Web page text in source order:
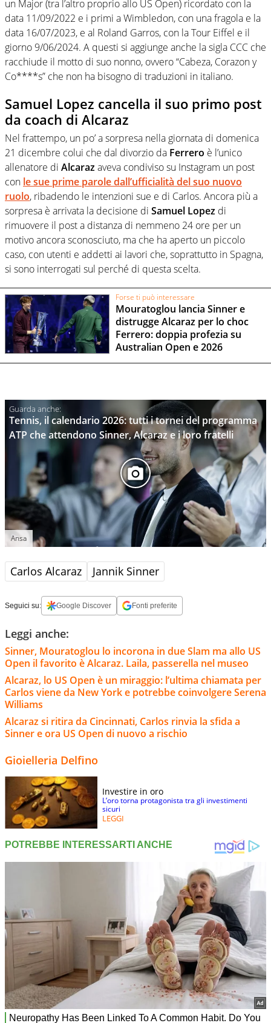
un Major (tra l’altro proprio allo US Open) ricordato con la
data 11/09/2022 e i primi a Wimbledon, con una fragola e la
data 16/07/2023, e al Roland Garros, con la Tour Eiffel e il
giorno 9/06/2024. A questi si aggiunge anche la sigla CCC che
racchiude il motto di suo nonno, ovvero “Cabeza, Corazon y
Co****s” che non ha bisogno di traduzioni in italiano.
Samuel Lopez cancella il suo primo post
da coach di Alcaraz
Nel frattempo, un po’ a sorpresa nella giornata di domenica
21 dicembre colui che dal divorzio da Ferrero è l’unico
allenatore di Alcarazaveva condiviso su Instagram un post
con le sue prime parole dall’ufficialità del suo nuovo
ruolo, ribadendo le intenzioni sue e di Carlos. Ancora più a
sorpresa è arrivata la decisione di Samuel Lopez di
rimuovere il post a distanza di nemmeno 24 ore per un
motivo ancora sconosciuto, ma che ha aperto un piccolo
caso, con utenti e addetti ai lavori che, soprattutto in Spagna,
si sono interrogati sul perché di questa scelta.
Forse ti può interessare
Mouratoglou lancia Sinner e
distrugge Alcaraz per lo choc
Ferrero: doppia profezia su
Australian Open e 2026
Tennis, il calendario 2026: tutti i tornei del programma
ATP che attendono Sinner, Alcaraz e i loro fratelli
Ansa
Carlos Alcaraz Jannik Sinner
Seguici su: Google Discover Fonti preferite
Leggi anche:
Sinner, Mouratoglou lo incorona in due Slam ma allo US
Open il favorito è Alcaraz. Laila, passerella nel museo
Alcaraz, lo US Open è un miraggio: l’ultima chiamata per
Carlos viene da New York e potrebbe coinvolgere Serena
Williams
Alcaraz si ritira da Cincinnati, Carlos rinvia la sfida a
Sinner e ora US Open di nuovo a rischio
Gioielleria Delfino
Investire in oro
L’oro torna protagonista tra gli investimenti
sicuri
LEGGI